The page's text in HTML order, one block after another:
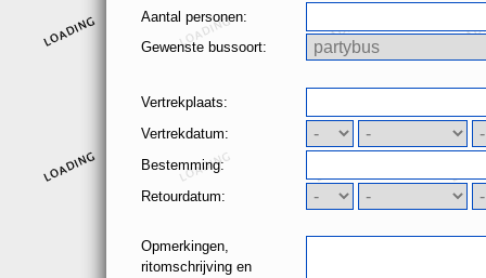
Aantal personen:
Gewenste bussoort:
Vertrekplaats:
Vertrekdatum:
Bestemming:
Retourdatum:
Opmerkingen,
ritomschrijving en